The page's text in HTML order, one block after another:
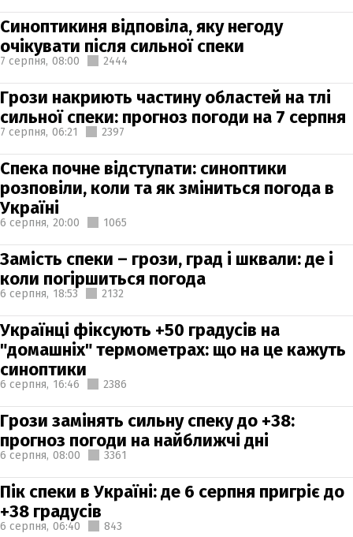
Синоптикиня відповіла, яку негоду
очікувати після сильної спеки
7 серпня, 08:00 2444
Грози накриють частину областей на тлі
сильної спеки: прогноз погоди на 7 серпня
7 серпня, 06:21 2397
Спека почне відступати: синоптики
розповіли, коли та як зміниться погода в
Україні
6 серпня, 20:00 1065
Замість спеки – грози, град і шквали: де і
коли погіршиться погода
6 серпня, 18:53 2132
Українці фіксують +50 градусів на
"домашніх" термометрах: що на це кажуть
синоптики
6 серпня, 16:46 2386
Грози замінять сильну спеку до +38:
прогноз погоди на найближчі дні
6 серпня, 08:00 3361
Пік спеки в Україні: де 6 серпня пригріє до
+38 градусів
6 серпня, 06:40 843